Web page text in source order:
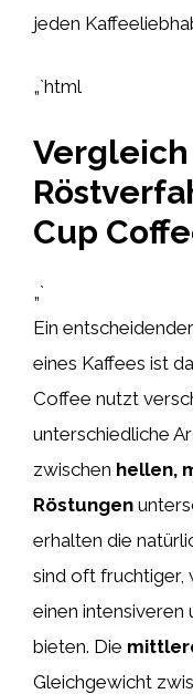
jeden
„`html
Cup
„`
Ein
eines Kaffees ist
Coffee nutzt
unterschiedliche
zwischen hellen,
Röstungen
erhalten die
sind oft fruchtiger,
einen intensiveren
bieten. Die
Gleichgewicht